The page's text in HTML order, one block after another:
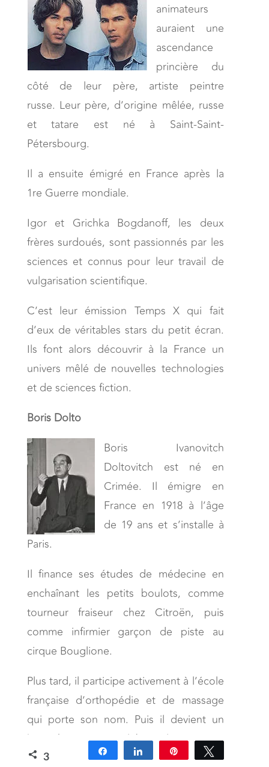
animateurs
auraient une
ascendance
princière du
côté de leur père, artiste peintre
russe. Leur père, d’origine mêlée, russe
et tatare est né à Saint-Saint-
Pétersbourg.
Il a ensuite émigré en France après la
1re Guerre mondiale.
Igor et Grichka Bogdanoff, les deux
frères surdoués, sont passionnés par les
sciences et connus pour leur travail de
vulgarisation scientifique.
C’est leur émission Temps X qui fait
d’eux de véritables stars du petit écran.
Ils font alors découvrir à la France un
univers mêlé de nouvelles technologies
et de sciences fiction.
Boris Dolto
Boris Ivanovitch
Doltovitch est né en
Crimée. Il émigre en
France en 1918 à l’âge
de 19 ans et s’installe à
Paris.
Il finance ses études de médecine en
enchaînant les petits boulots, comme
tourneur fraiseur chez Citroën, puis
comme infirmier garçon de piste au
cirque Bouglione.
Plus tard, il participe activement à l’école
française d’orthopédie et de massage
qui porte son nom. Puis il devient un
kinésithérapeute célèbre. Il est pour
ainsi dire le père de la kinésithérapie
3
Partagez Partagez Épingle